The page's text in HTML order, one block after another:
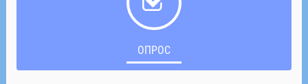
ОПРОС